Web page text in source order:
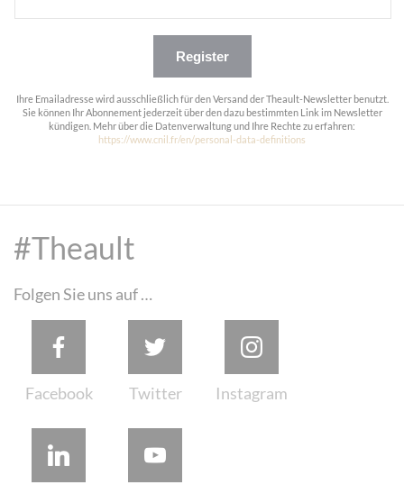
Register
Ihre Emailadresse wird ausschließlich für den Versand der Theault-Newsletter benutzt.
Sie können Ihr Abonnement jederzeit über den dazu bestimmten Link im Newsletter
kündigen. Mehr über die Datenverwaltung und Ihre Rechte zu erfahren:
https://www.cnil.fr/en/personal-data-definitions
#Theault
Folgen Sie uns auf …